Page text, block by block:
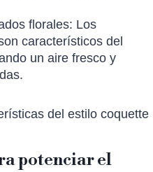
florales: Los
característicos del
un aire fresco y
potenciar el